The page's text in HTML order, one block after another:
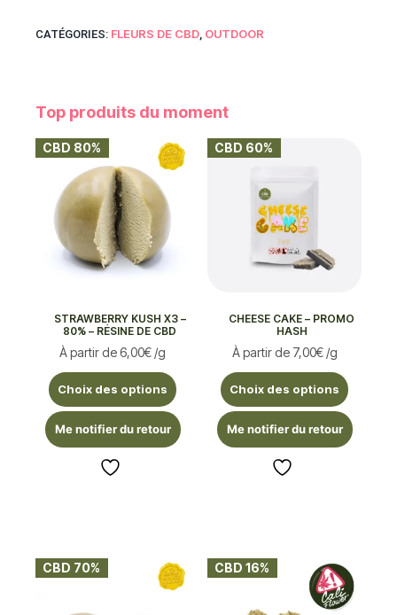
CATÉGORIES: FLEURS DE CBD OUTDOOR
Top produits du moment
CBD 80%
STRAWBERRY KUSH X3 –
80% – RÉSINE DE CBD
À partir de6,00€ /g
Choix des options
Me notifier du retour
CBD 60%
CHEESE CAKE – PROMO
HASH
À partir de 7,00€ /g
Choix des options
Me notifier du retour
CBD 70% CBD 16%